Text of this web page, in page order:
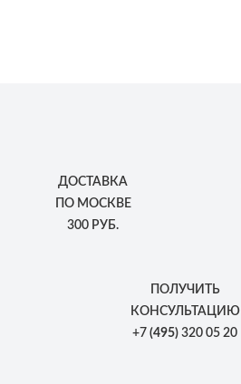
ДОСТАВКА
ПО МОСКВЕ
300 РУБ.
ПОЛУЧИТЬ
КОНСУЛЬТАЦИЮ
+7 (495) 320 05 20